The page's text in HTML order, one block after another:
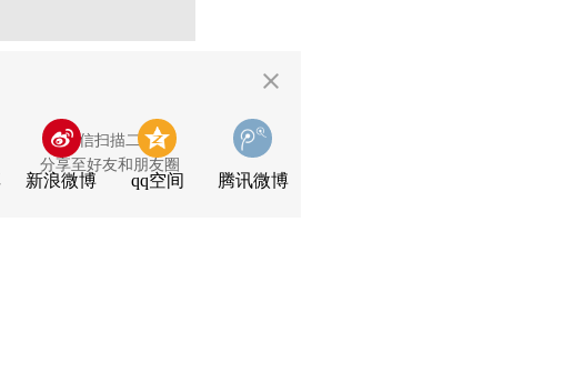
用微信扫描二维码
分享至好友和朋友圈
新浪微博 qq空间 腾讯微博